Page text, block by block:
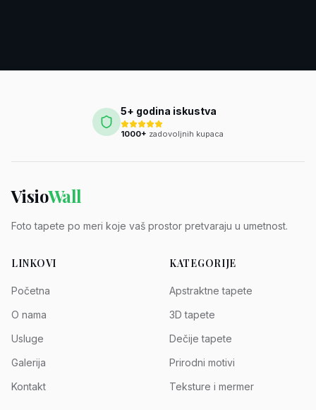
5+ godina iskustva
1000+ zadovoljnih kupaca
VisioWall
Foto tapete po meri koje vaš prostor pretvaraju u umetnost.
LINKOVI
Početna
O nama
Usluge
Galerija
Kontakt
KATEGORIJE
Apstraktne tapete
3D tapete
Dečije tapete
Prirodni motivi
Teksture i mermer